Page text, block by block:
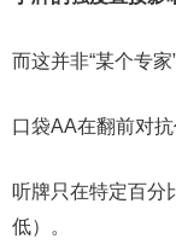
而这并非“某个专
口袋AA在翻前对
听牌只在特定百分
低）。